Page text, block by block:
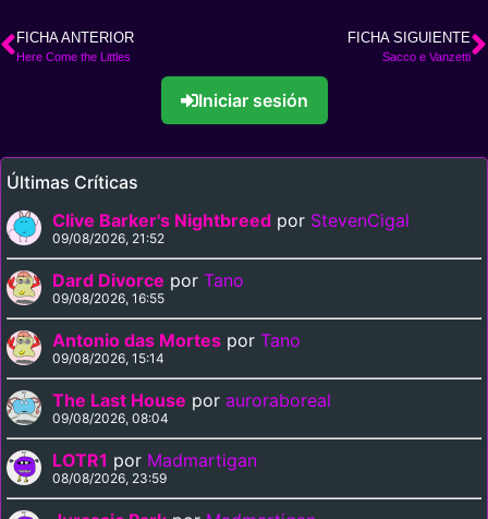
FICHA ANTERIOR
Here Come the Littles
FICHA SIGUIENTE
Sacco e Vanzetti
Iniciar sesión
Últimas Críticas
Clive Barker's Nightbreed por StevenCigal
09/08/2026, 21:52
Dard Divorce por Tano
09/08/2026, 16:55
Antonio das Mortes por Tano
09/08/2026, 15:14
The Last House por auroraboreal
09/08/2026, 08:04
LOTR1 por Madmartigan
08/08/2026, 23:59